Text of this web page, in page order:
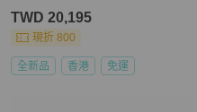
TWD 20,195
現折 800
全新品 香港 免運